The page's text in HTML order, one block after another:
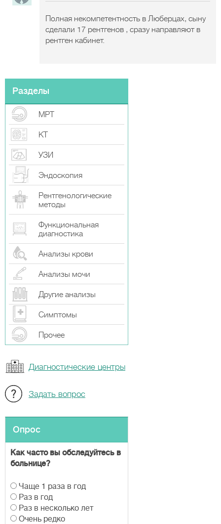
Полная некомпетентность в Люберцах, сыну
сделали 17 рентгенов , сразу направляют в
рентген кабинет.
Разделы
МРТ
КТ
УЗИ
Эндоскопия
Рентгенологические
методы
Функциональная
диагностика
Анализы крови
Анализы мочи
Другие анализы
Симптомы
Прочeе
Диагностические центры
Задать вопрос
Опрос
Как часто вы обследуйтесь в
больнице?
В
а
р
и
Чаще 1 раза в год
Раз в год
Раз в несколько лет
Очень редко